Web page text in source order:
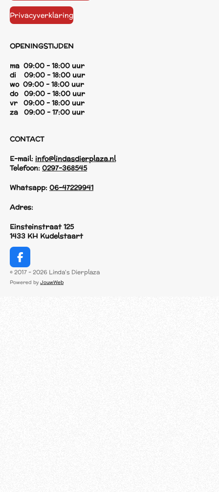
Privacyverklaring
OPENINGSTIJDEN
ma 09:00 - 18:00 uur
di 09:00 - 18:00 uur
wo 09:00 - 18:00 uur
do 09:00 - 18:00 uur
vr 09:00 - 18:00 uur
za 09:00 - 17:00 uur
CONTACT
E-mail: info@lindasdierplaza.nl
Telefoon: 0297-368545
Whatsapp: 06-47229941
Adres:
Einsteinstraat 125
1433 KH Kudelstaart
F
a
c
© 2017 - 2026 Linda's Dierplaza
Powered by JouwWeb